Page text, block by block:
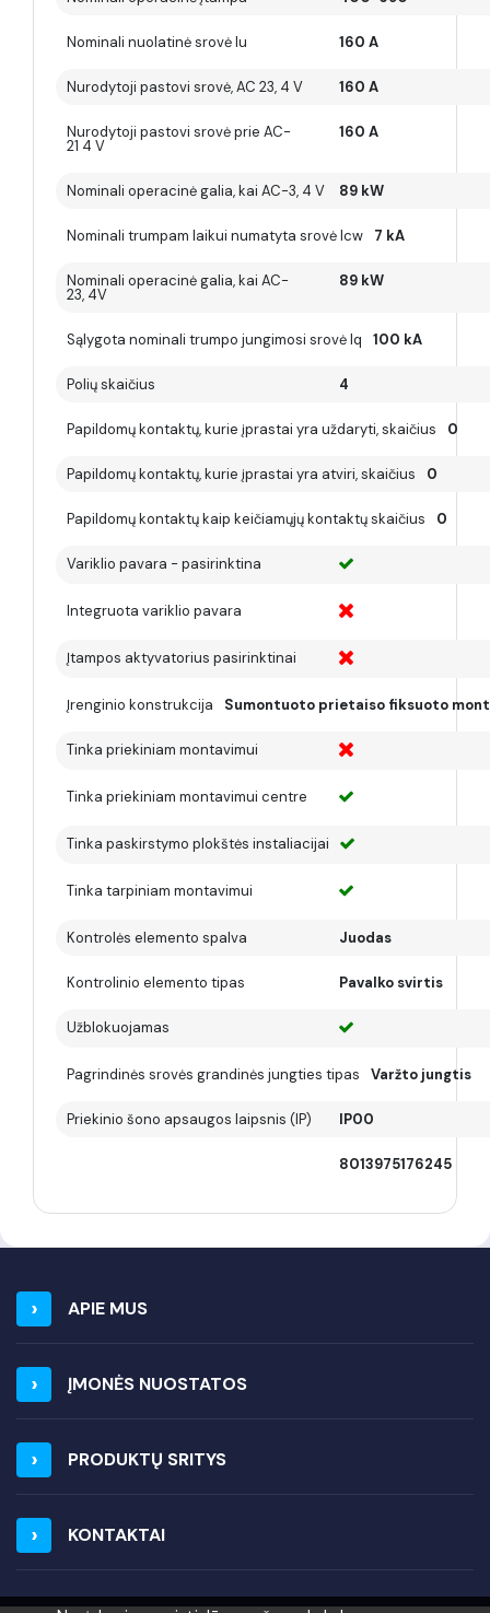
Nominali nuolatinė srovė Iu 160 A
Nurodytoji pastovi srovė, AC 23, 4 V 160 A
Nurodytoji pastovi srovė prie AC-
21 4 V
160 A
Nominali operacinė galia, kai AC-3, 4 V 89 kW
Nominali trumpam laikui numatyta srovė Icw 7 kA
Nominali operacinė galia, kai AC-
23, 4V
89 kW
Sąlygota nominali trumpo jungimosi srovė lq 100 kA
Polių skaičius 4
Papildomų kontaktų, kurie įprastai yra uždaryti, skaičius 0
Papildomų kontaktų, kurie įprastai yra atviri, skaičius 0
Papildomų kontaktų kaip keičiamųjų kontaktų skaičius 0
Variklio pavara - pasirinktina
Integruota variklio pavara
Įtampos aktyvatorius pasirinktinai
Įrenginio konstrukcija Sumontuoto prietaiso fiksuoto
Tinka priekiniam montavimui
Tinka priekiniam montavimui centre
Tinka paskirstymo plokštės instaliacijai
Tinka tarpiniam montavimui
Kontrolės elemento spalva Juodas
Kontrolinio elemento tipas Pavalko svirtis
Užblokuojamas
Pagrindinės srovės grandinės jungties tipas Varžto jungtis
Priekinio šono apsaugos laipsnis (IP) IP00
8013975176245
APIE MUS
ĮMONĖS NUOSTATOS
PRODUKTŲ SRITYS
KONTAKTAI